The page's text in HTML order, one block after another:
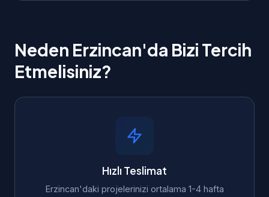
Neden Erzincan'da Bizi Tercih
Etmelisiniz?
Hızlı Teslimat
Erzincan'daki projelerinizi ortalama 1-4 hafta